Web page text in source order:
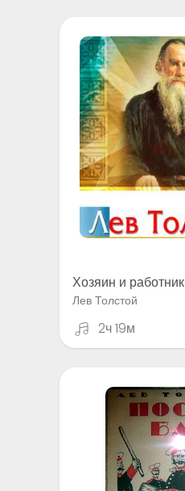
Хозяин и работник
Лев Толстой
2ч 19м